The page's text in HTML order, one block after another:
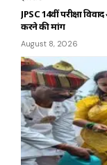
JPSC 14वीं परीक्षा
करने की मांग
August 8, 2026